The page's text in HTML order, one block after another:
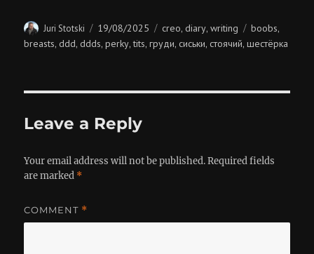
Author
Juri Stotski
Posted
on
19/08/2025 Categories
creo,diary,writing Tags
boobs,
breasts,ddd,ddds,perky,tits,груди,сиськи,стоячий,шестёрка
Leave a Reply
Your email address will not be published. Required fields
are marked *
COMMENT *